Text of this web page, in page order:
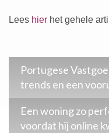
Lees hier het gehele
Portugese
trends en een
Een woning zo
voordat hij online